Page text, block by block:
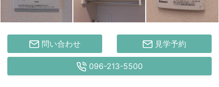
問い合わせ 見学予約
096-213-5500